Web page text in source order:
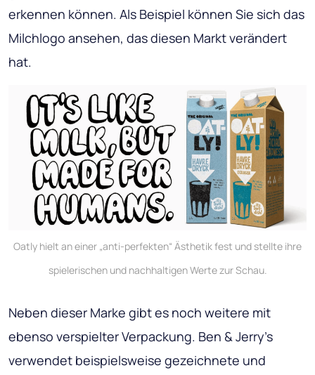
erkennen können. Als Beispiel können Sie sich das
Milchlogo ansehen, das diesen Markt verändert
hat.
Oatly hielt an einer „anti-perfekten“ Ästhetik fest und stellte ihre
spielerischen und nachhaltigen Werte zur Schau.
Neben dieser Marke gibt es noch weitere mit
ebenso verspielter Verpackung. Ben & Jerry's
verwendet beispielsweise gezeichnete und